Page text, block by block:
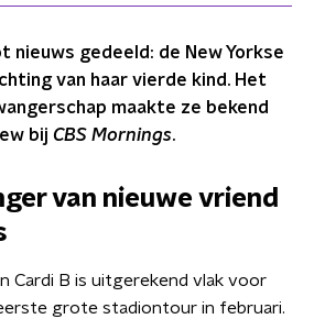
nieuws gedeeld: de New Yorkse
van haar vierde kind. Het
maakte ze bekend
bij CBS Mornings.
van nieuwe vriend
Cardi B is uitgerekend vlak voor
grote stadiontour in februari.